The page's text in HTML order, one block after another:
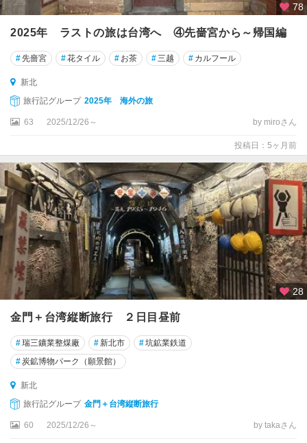
78
2025年 ラストの旅は台湾へ ④先嗇宮から～帰国編
# 先嗇宮 #花タイル # お茶 # 三越 # カルフール
新北
旅行記グループ 2025年 海外の旅
63 2025/12/26～ by miroさん
投稿日：5ヶ月前
28
金門＋台湾縦断旅行 ２日目昼前
#瑞三鑛業整煤廠 #新北市 #坑鉱業鉄道
#炭鉱博物パーク（願景館）
新北
旅行記グループ 金門＋台湾縦断旅行
60 2025/12/26～ by takaさん